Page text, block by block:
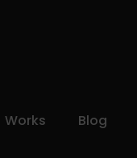
Works Blog